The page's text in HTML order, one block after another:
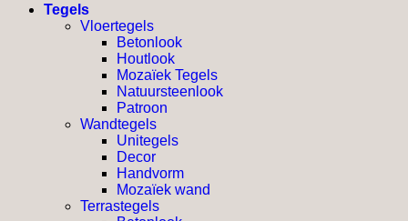
Tegels
Vloertegels
Betonlook
Houtlook
Mozaïek Tegels
Natuursteenlook
Patroon
Wandtegels
Unitegels
Decor
Handvorm
Mozaïek wand
Terrastegels